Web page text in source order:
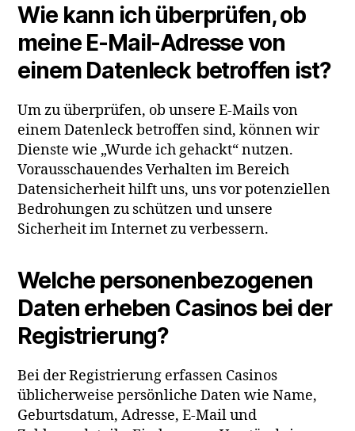
Wie kann ich überprüfen, ob
meine E-Mail-Adresse von
einem Datenleck betroffen ist?
Um zu überprüfen, ob unsere E-Mails von
einem Datenleck betroffen sind, können wir
Dienste wie „Wurde ich gehackt“ nutzen.
Vorausschauendes Verhalten im Bereich
Datensicherheit hilft uns, uns vor potenziellen
Bedrohungen zu schützen und unsere
Sicherheit im Internet zu verbessern.
Welche personenbezogenen
Daten erheben Casinos bei der
Registrierung?
Bei der Registrierung erfassen Casinos
üblicherweise persönliche Daten wie Name,
Geburtsdatum, Adresse, E-Mail und